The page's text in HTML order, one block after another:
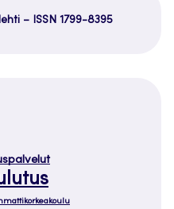
– ISSN 1799-8395